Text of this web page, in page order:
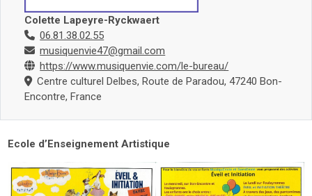
Colette Lapeyre-Ryckwaert
06.81.38.02.55
musiquenvie47@gmail.com
https://www.musiquenvie.com/le-bureau/
Centre culturel Delbes, Route de Paradou, 47240 Bon-
Encontre, France
Ecole d’Enseignement Artistique